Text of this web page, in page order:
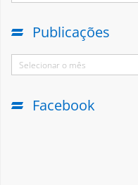
Publicações
Selecionar o mês
Facebook